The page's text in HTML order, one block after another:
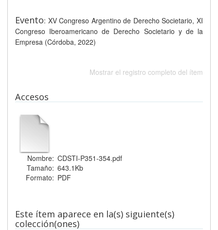
Evento: XV Congreso Argentino de Derecho Societario, XI
Congreso Iberoamericano de Derecho Societario y de la
Empresa (Córdoba, 2022)
Mostrar el registro completo del ítem
Accesos
Nombre: CDSTI-P351-354.pdf
Tamaño: 643.1Kb
Formato: PDF
Este ítem aparece en la(s) siguiente(s)
colección(ones)